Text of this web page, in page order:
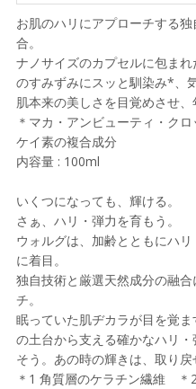
お肌のハリにアプローチする
合。
ナノサイズのカプセルに包ま
のすみずみにスッと馴染み*、
肌本来の美しさを目覚めさせ、
＊マカ・アンビューティ・ク
ケイ素の複合成分
内容量 : 100ml
いくつになっても、輝ける。
さぁ、ハリ・弾力を育もう。
ウォルグは、加齢とともにハ
に着目。
独自技術と厳選天然成分の融
チ。
眠っていた肌ヂカラが目を覚
の土台から支える確かなハリ・
そう。あの時の輝きは、取り戻
＊1 角質層のケラチン繊維 ＊